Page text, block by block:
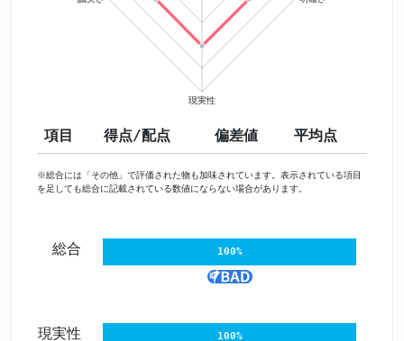
項目 得点/配点 偏差値 平均点
※総合には「その他」で評価された物も加味されています。表示されている項目
を足しても総合に記載されている数値にならない場合があります。
総合 100%
現実性 100%